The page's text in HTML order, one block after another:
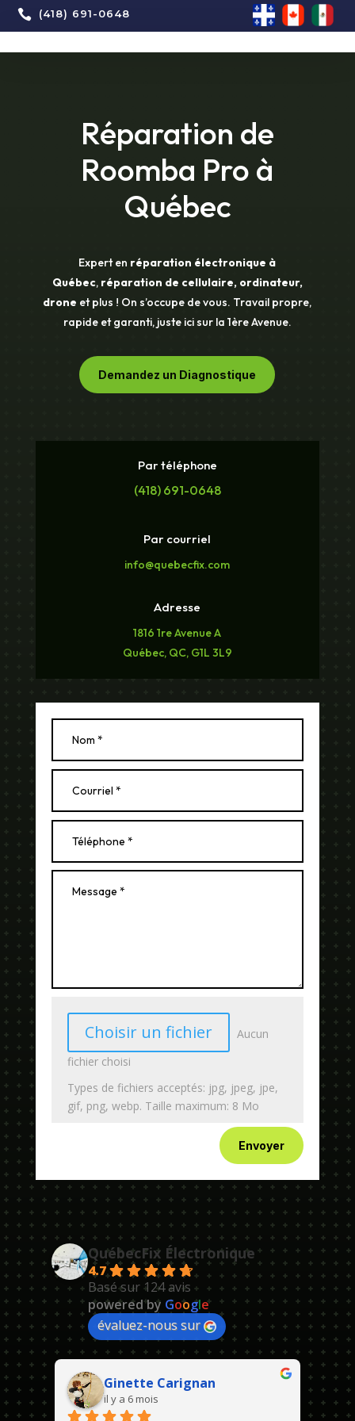
 (418) 691-0648
Réparation de
Roomba Pro à
Québec
Expert en réparation électronique à
Québec, réparation de cellulaire, ordinateur,
drone et plus ! On s’occupe de vous. Travail propre,
rapide et garanti, juste ici sur la 1ère Avenue.
Demandez un Diagnostique
Par téléphone
(418) 691-0648
Par courriel
info@quebecfix.com
Adresse
1816 1re Avenue A
Québec, QC, G1L 3L9
Choisir un fichier
Aucun
fichier choisi
Types de fichiers acceptés: jpg, jpeg, jpe,
gif, png, webp. Taille maximum: 8 Mo
Envoyer
QuébecFix Électronique
4.7
Basé sur 124 avis
powered by Google
évaluez-nous sur
Ginette Carignan
il y a 6 mois